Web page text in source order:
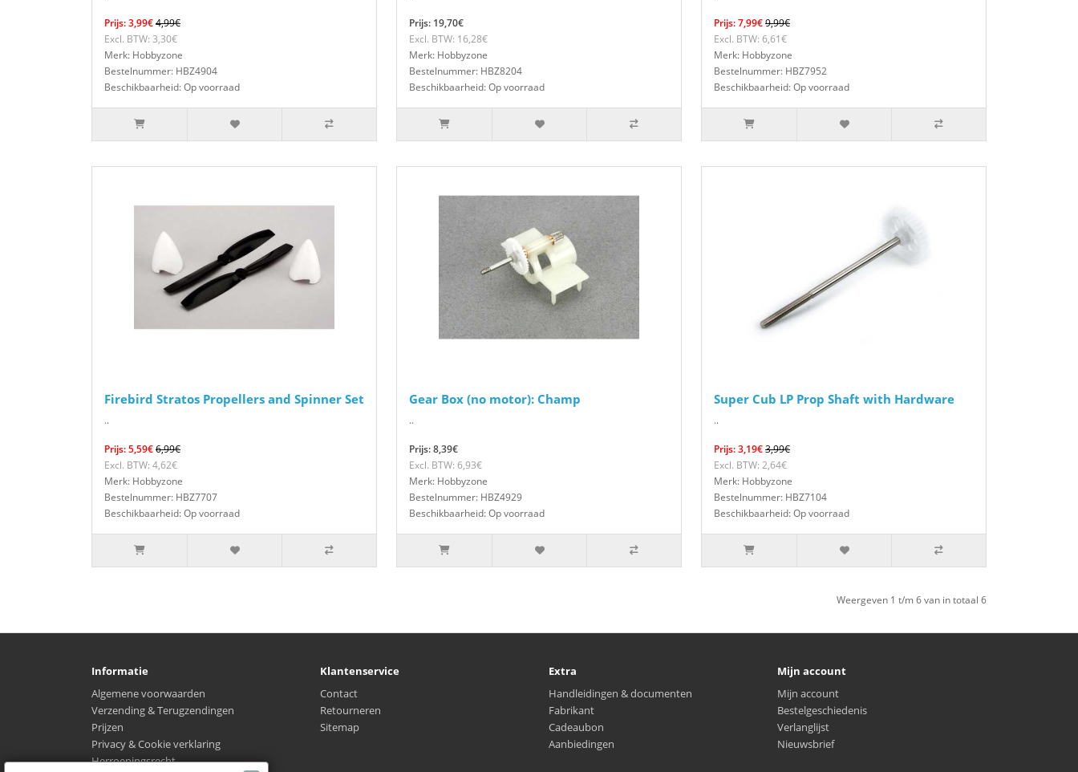
Prijs: 3,99€4,99€
Excl. BTW: 3,30€
Merk: Hobbyzone
Bestelnummer: HBZ4904
Beschikbaarheid: Op voorraad
Prijs: 19,70€
Excl. BTW: 16,28€
Merk: Hobbyzone
Bestelnummer: HBZ8204
Beschikbaarheid: Op voorraad
Prijs: 7,99€9,99€
Excl. BTW: 6,61€
Merk: Hobbyzone
Bestelnummer: HBZ7952
Beschikbaarheid: Op voorraad
Firebird Stratos Propellers and Spinner Set
..
Prijs: 5,59€6,99€
Excl. BTW: 4,62€
Merk: Hobbyzone
Bestelnummer: HBZ7707
Beschikbaarheid: Op voorraad
Gear Box (no motor): Champ
..
Prijs: 8,39€
Excl. BTW: 6,93€
Merk: Hobbyzone
Bestelnummer: HBZ4929
Beschikbaarheid: Op voorraad
Super Cub LP Prop Shaft with Hardware
..
Prijs: 3,19€3,99€
Excl. BTW: 2,64€
Merk: Hobbyzone
Bestelnummer: HBZ7104
Beschikbaarheid: Op voorraad
Weergeven 1 t/m 6 van in totaal 6
Informatie
Algemene voorwaarden
Verzending & Terugzendingen
Prijzen
Privacy & Cookie verklaring
Herroepingsrecht
Klantenservice
Contact
Retourneren
Sitemap
Extra
Handleidingen & documenten
Fabrikant
Cadeaubon
Aanbiedingen
Mijn account
Mijn account
Bestelgeschiedenis
Verlanglijst
Nieuwsbrief